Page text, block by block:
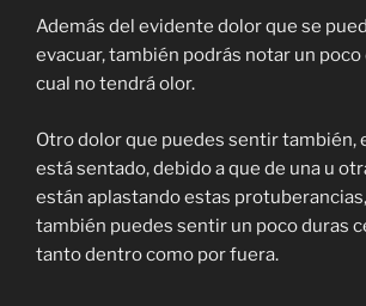
Además del evidente dolor que se
evacuar, también podrás notar un poco
cual no tendrá olor.
Otro dolor que puedes sentir también,
está sentado, debido a que de una u
están aplastando estas
también puedes sentir un poco duras
tanto dentro como por fuera.